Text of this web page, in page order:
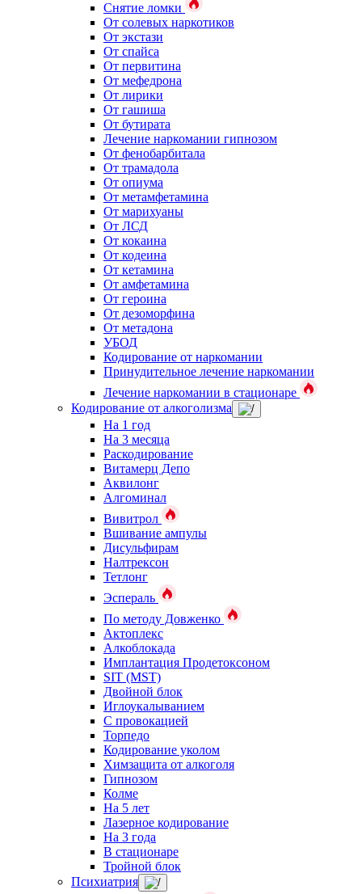
Снятие ломки
От солевых наркотиков
От экстази
От спайса
От первитина
От мефедрона
От лирики
От гашиша
От бутирата
Лечение наркомании гипнозом
От фенобарбитала
От трамадола
От опиума
От метамфетамина
От марихуаны
От ЛСД
От кокаина
От кодеина
От кетамина
От амфетамина
От героина
От дезоморфина
От метадона
УБОД
Кодирование от наркомании
Принудительное лечение наркомании
Лечение наркомании в стационаре
Кодирование от алкоголизма
На 1 год
На 3 месяца
Раскодирование
Витамерц Депо
Аквилонг
Алгоминал
Вивитрол
Вшивание ампулы
Дисульфирам
Налтрексон
Тетлонг
Эспераль
По методу Довженко
Актоплекс
Алкоблокада
Имплантация Продетоксоном
SIT (MST)
Двойной блок
Иглоукалыванием
С провокацией
Торпедо
Кодирование уколом
Химзащита от алкоголя
Гипнозом
Колме
На 5 лет
Лазерное кодирование
На 3 года
В стационаре
Тройной блок
Психиатрия